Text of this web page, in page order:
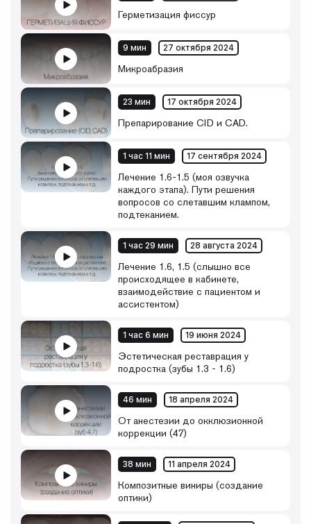
Герметизация фиссур
9 мин 27 октября 2024
Микроабразия
23 мин 17 октября 2024
Препарирование CID и CAD.
1 час 11 мин 17 сентября 2024
Лечение 1.6-1.5 (моя озвучка
каждого этапа). Пути решения
вопросов со слетавшим клампом,
подтеканием.
1 час 29 мин 28 августа 2024
Лечение 1.6, 1.5 (слышно все
происходящее в кабинете,
взаимодействие с пациентом и
ассистентом)
1 час 6 мин 19 июня 2024
Эстетическая реставрация у
подростка (зубы 1.3 - 1.6)
46 мин 18 апреля 2024
От анестезии до окклюзионной
коррекции (47)
38 мин 11 апреля 2024
Композитные виниры (создание
оптики)